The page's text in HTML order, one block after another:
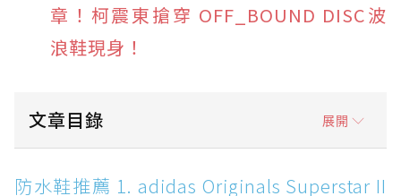
章！柯震東搶穿 OFF_BOUND DISC波
浪鞋現身！
文章目錄 展開
防水鞋推薦 1. adidas Originals Superstar II
防水鞋推薦 1. adidas Originals Superstar II